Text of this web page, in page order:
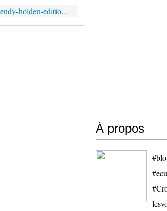
http://verolitaulit.over-blog.com/2022/07/la-gouvernante-royale-de-wendy-holden-editions-albinmichel.html
À propos